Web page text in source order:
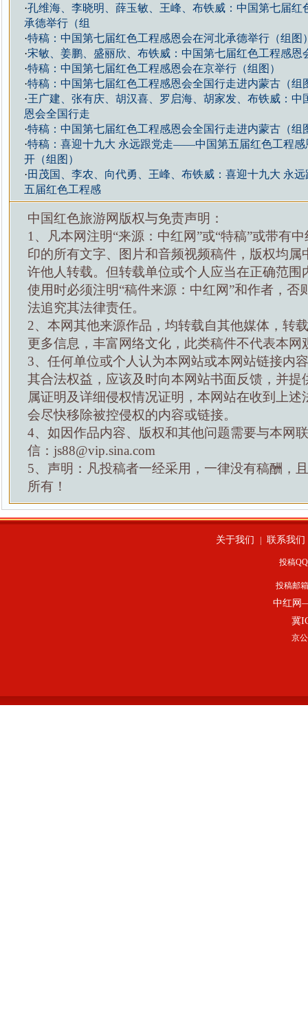
·孔维海、李晓明、薛玉敏、王峰、布铁威：中国第七届红
承德举行（组
·特稿：中国第七届红色工程感恩会在河北承德举行（组图
·宋敏、姜鹏、盛丽欣、布铁威：中国第七届红色工程感恩
·特稿：中国第七届红色工程感恩会在京举行（组图）
·特稿：中国第七届红色工程感恩会全国行走进内蒙古（组
·王广建、张有庆、胡汉喜、罗启海、胡家发、布铁威：中
恩会全国行走
·特稿：中国第七届红色工程感恩会全国行走进内蒙古（组
·特稿：喜迎十九大 永远跟党走——中国第五届红色工程感
开（组图）
·田茂国、李农、向代勇、王峰、布铁威：喜迎十九大 永
五届红色工程感
中国红色旅游网版权与免责声明：
1、凡本网注明“来源：中红网”或“特稿”或带有
印的所有文字、图片和音频视频稿件，版权均属
许他人转载。但转载单位或个人应当在正确范围
使用时必须注明“稿件来源：中红网”和作者，否
法追究其法律责任。
2、本网其他来源作品，均转载自其他媒体，转
更多信息，丰富网络文化，此类稿件不代表本网
3、任何单位或个人认为本网站或本网站链接内
其合法权益，应该及时向本网站书面反馈，并提
属证明及详细侵权情况证明，本网站在收到上述
会尽快移除被控侵权的内容或链接。
4、如因作品内容、版权和其他问题需要与本网
信：js88@vip.sina.com
5、声明：凡投稿者一经采用，一律没有稿酬，
所有！
关于我们 联系我们
投稿
投稿邮
中红网
冀
京